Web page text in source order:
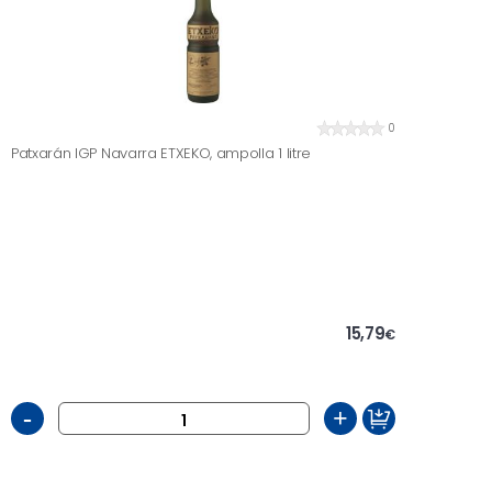
0
Patxarán IGP Navarra ETXEKO, ampolla 1 litre
15,79€
- +